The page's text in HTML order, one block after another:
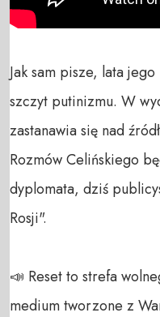
Jak sam pisze, lata
szczyt putinizmu. W
zastanawia się nad
Rozmów Celińskiego
dyplomata, dziś
Rosji".
📣 Reset to strefa
medium tworzone z